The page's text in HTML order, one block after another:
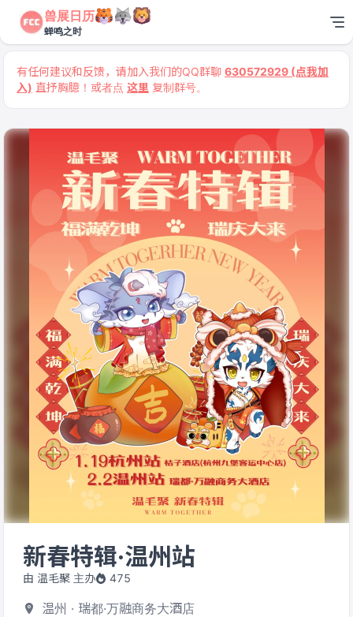
兽展日历
蝉鸣之时
有任何建议和反馈，请加入我们的QQ群聊 630572929 (点我加
入) 直抒胸臆！或者点 这里 复制群号。
新春特辑·温州站
由 温毛聚 主办 475
温州 · 瑞都·万融商务大酒店